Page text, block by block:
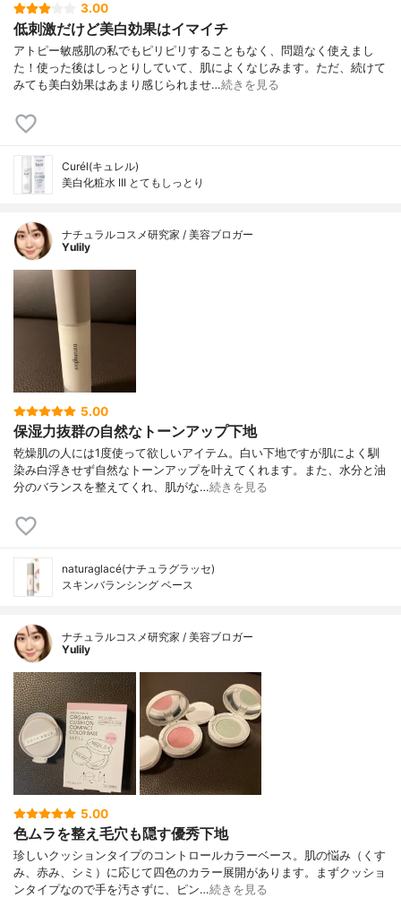
3.00
低刺激だけど美白効果はイマイチ
アトピー敏感肌の私でもピリピリすることもなく、問題なく使えまし
た！使った後はしっとりしていて、肌によくなじみます。ただ、続けて
みても美白効果はあまり感じられませ…続きを見る
Curél(キュレル)
美白化粧水 III とてもしっとり
ナチュラルコスメ研究家 / 美容ブロガー
Yulily
5.00
保湿力抜群の自然なトーンアップ下地
乾燥肌の人には1度使って欲しいアイテム。白い下地ですが肌によく馴
染み白浮きせず自然なトーンアップを叶えてくれます。また、水分と油
分のバランスを整えてくれ、肌がな…続きを見る
naturaglacé(ナチュラグラッセ)
スキンバランシング ベース
ナチュラルコスメ研究家 / 美容ブロガー
Yulily
5.00
色ムラを整え毛穴も隠す優秀下地
珍しいクッションタイプのコントロールカラーベース。肌の悩み（くす
み、赤み、シミ）に応じて四色のカラー展開があります。まずクッショ
ンタイプなので手を汚さずに、ピン…続きを見る